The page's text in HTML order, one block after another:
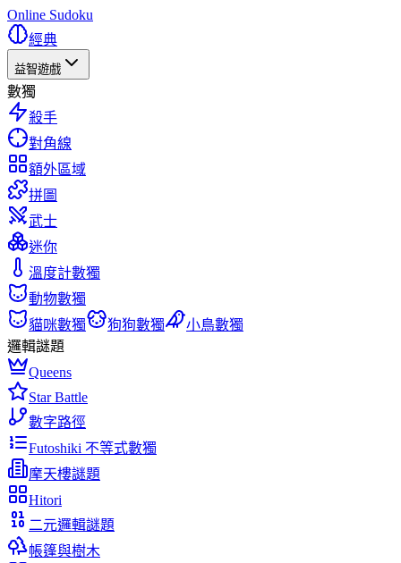
Online Sudoku
經典
益智遊戲
數獨
殺手
對角線
額外區域
拼圖
武士
迷你
溫度計數獨
動物數獨
貓咪數獨
狗狗數獨
小鳥數獨
邏輯謎題
Queens
Star Battle
數字路徑
Futoshiki 不等式數獨
摩天樓謎題
Hitori
二元邏輯謎題
帳篷與樹木